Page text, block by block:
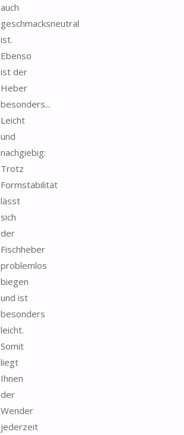
auch
geschmacksneutral
ist.
Ebenso
ist der
Heber
besonders...
Leicht
und
nachgiebig:
Trotz
Formstabilität
lässt
sich
der
Fischheber
problemlos
biegen
und ist
besonders
leicht.
Somit
liegt
Ihnen
der
Wender
jederzeit